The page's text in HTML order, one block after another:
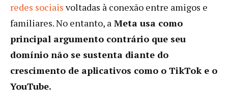
redes sociais voltadas à conexão entre amigos e
familiares. No entanto, a Meta usa como
principal argumento contrário que seu
domínio não se sustenta diante do
crescimento de aplicativos como o TikTok e o
YouTube.